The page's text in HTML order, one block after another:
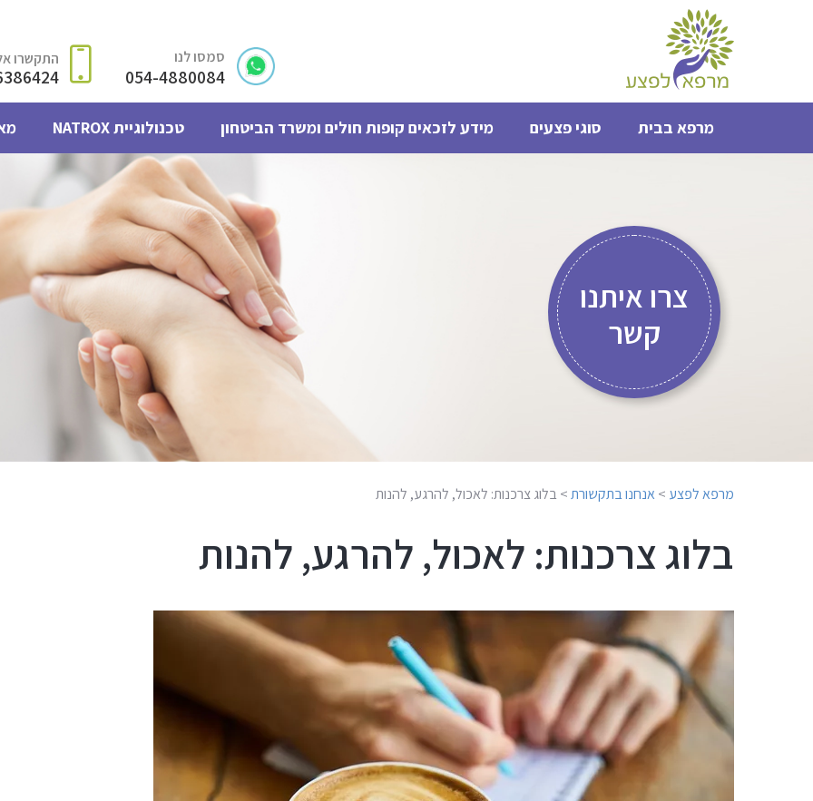
סמסו לנו
054-4880084
התקשרו
מרפא בבית סוגי פצעים מידע לזכאים קופות חולים ומשרד הביטחון טכנולוגיית NATROX
צרו איתנו
קשר
מרפא לפצע > אנחנו בתקשורת> בלוג צרכנות: לאכול, להרגע, להנות
בלוג צרכנות: לאכול, להרגע, להנות